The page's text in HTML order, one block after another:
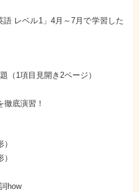
レベル1」4月～7月で学習した
（1項目見開き2ページ）
徹底演習！
how